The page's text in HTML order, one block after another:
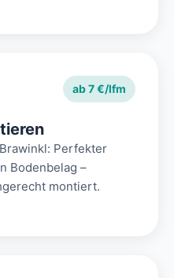
ab 7 €/lfm
Perfekter
Bodenbelag –
montiert.